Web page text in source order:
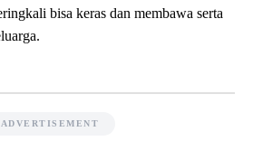
bisa keras dan membawa serta
ADVERTISEMENT